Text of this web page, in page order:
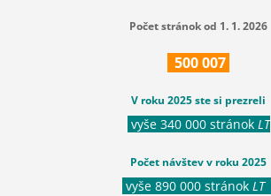
Počet stránok od 1. 1. 2026
500007
V roku 2025 ste si prezreli
vyše 340 000 stránok LT
Počet návštev v roku 2025
vyše 890 000 stránok LT